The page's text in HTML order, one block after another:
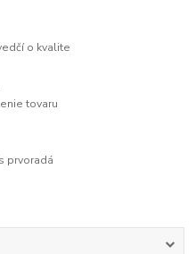
o kvalite
tovaru
prvoradá